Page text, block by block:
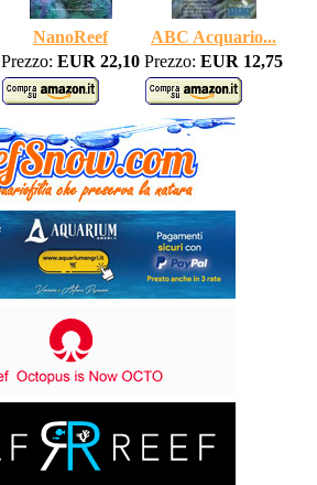
NanoReef
ABC Acquario...
Prezzo: EUR 22,10 Prezzo: EUR 12,75